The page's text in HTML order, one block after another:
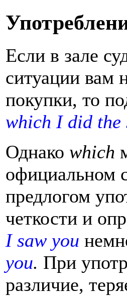
Если в зале
ситуации вам
покупки, то
which I did the
Однако which
официальном
предлогом
четкости и
I saw you
you. При
различие,